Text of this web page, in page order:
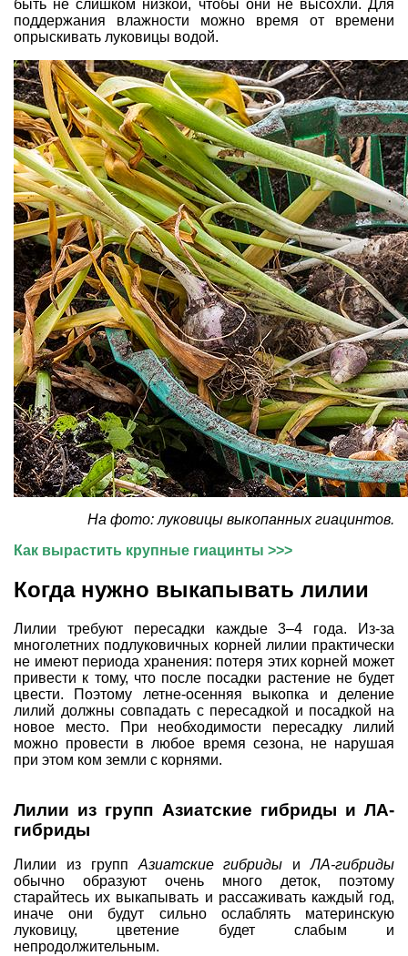
быть не слишком низкой, чтобы они не высохли. Для
поддержания влажности можно время от времени
опрыскивать луковицы водой.
На фото: луковицы выкопанных гиацинтов.
Как вырастить крупные гиацинты >>>
Когда нужно выкапывать лилии
Лилии требуют пересадки каждые 3–4 года. Из-за
многолетних подлуковичных корней лилии практически
не имеют периода хранения: потеря этих корней может
привести к тому, что после посадки растение не будет
цвести. Поэтому летне-осенняя выкопка и деление
лилий должны совпадать с пересадкой и посадкой на
новое место. При необходимости пересадку лилий
можно провести в любое время сезона, не нарушая
при этом ком земли с корнями.
Лилии из групп Азиатские гибриды и ЛА-
гибриды
Лилии из групп Азиатские гибриды иЛА-гибриды
обычно образуют очень много деток, поэтому
старайтесь их выкапывать и рассаживать каждый год,
иначе они будут сильно ослаблять материнскую
луковицу, цветение будет слабым и
непродолжительным.